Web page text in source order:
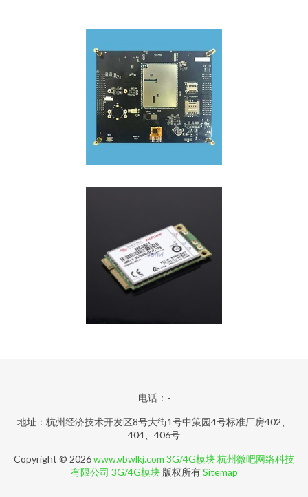
电话：-
地址：杭州经济技术开发区8号大街1号中策园4号标准厂房402、
404、406号
Copyright © 2026www.vbwlkj.com 3G/4G模块杭州微吧网络科技
有限公司 3G/4G模块版权所有Sitemap